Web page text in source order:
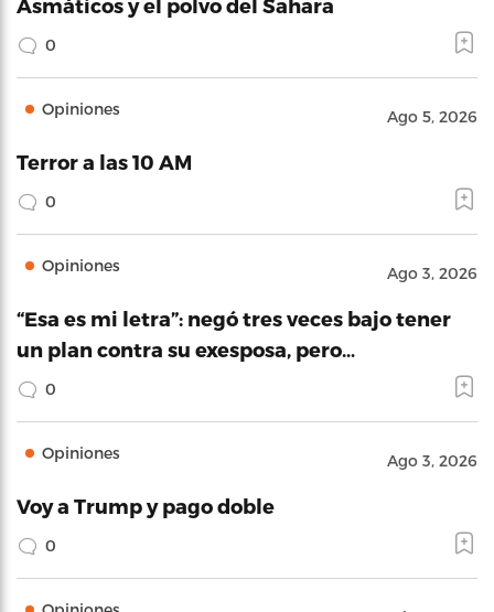
Asmáticos y el polvo del Sahara
0
Opiniones Ago 5, 2026
Terror a las 10 AM
0
Opiniones Ago 3, 2026
“Esa es mi letra”: negó tres veces bajo tener
un plan contra su exesposa, pero…
0
Opiniones Ago 3, 2026
Voy a Trump y pago doble
0